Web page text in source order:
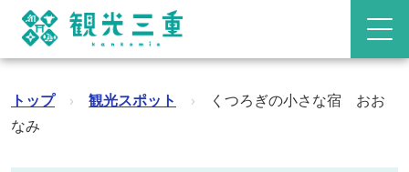
トップ › 観光スポット ›
くつろぎの小さな宿 おお
なみ